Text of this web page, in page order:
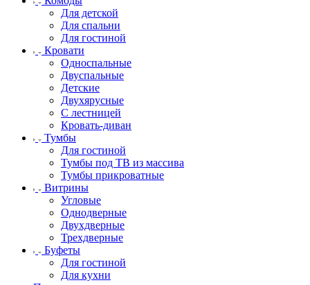
Для детской
Для спальни
Для гостиной
Кровати
Односпальные
Двуспальные
Детские
Двухярусные
С лестницей
Кровать-диван
Тумбы
Для гостиной
Тумбы под ТВ из массива
Тумбы прикроватные
Витрины
Угловые
Однодверные
Двухдверные
Трехдверные
Буфеты
Для гостиной
Для кухни